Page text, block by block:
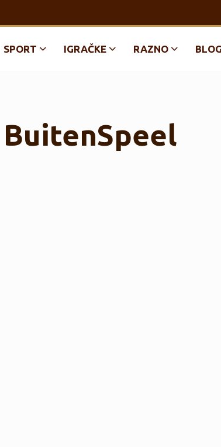
SPORT IGRAČKE RAZNO BLOG
BuitenSpeel